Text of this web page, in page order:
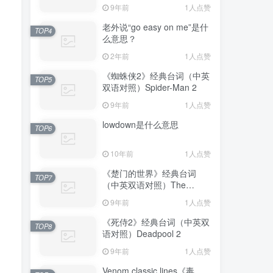
9年前 1人点赞
老外说“go easy on me”是什
么意思？
2年前 1人点赞
TOP4
《蜘蛛侠2》经典台词（中英
双语对照）Spider-Man 2
9年前 1人点赞
TOP5
lowdown是什么意思
10年前 1人点赞
TOP6
《楚门的世界》经典台词
（中英双语对照）The
Truman Show
9年前 1人点赞
TOP7
《死侍2》经典台词（中英双
语对照）Deadpool 2
9年前 1人点赞
TOP8